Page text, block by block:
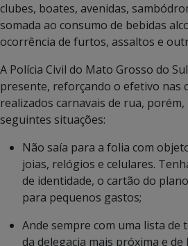
clubes, boates, avenidas,
somada ao consumo de bebidas
ocorrência de furtos, assaltos e
A Polícia Civil do Mato Grosso do
presente, reforçando o efetivo nas
realizados carnavais de rua,
seguintes situações:
Não saía para a folia com
joias, relógios e celulares.
de identidade, o cartão do
para pequenos gastos;
Ande sempre com uma lista de
da delegacia mais próxima e